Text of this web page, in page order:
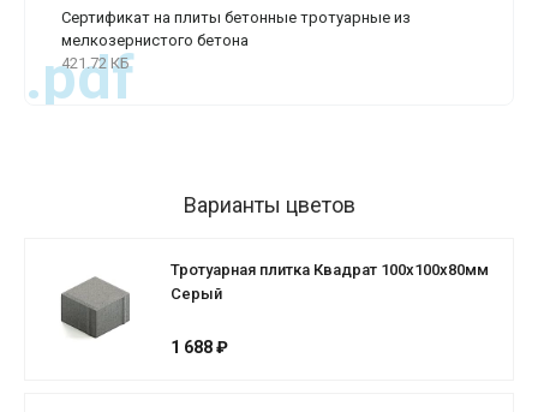
Сертификат на плиты бетонные тротуарные из
мелкозернистого бетона
421.72 КБ
.pdf
Варианты цветов
Тротуарная плитка Квадрат 100х100х80мм
Серый
1 688 ₽